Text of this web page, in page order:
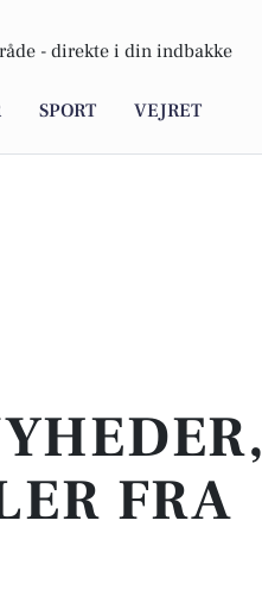
- direkte i din indbakke
SPORT VEJRET
FRA